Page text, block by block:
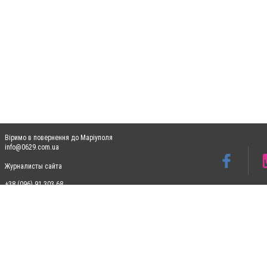
Віримо в повернення до Маріуполя
info@0629.com.ua
Журналисты сайта
+38 (096) 91 303 68